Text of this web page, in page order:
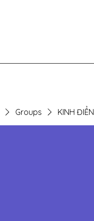
Groups KINH ĐIỂN